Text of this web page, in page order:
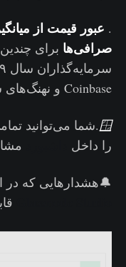
. عبور قیمت از
صرافی‌ها برای
Coinbase و نهنگ‌های سال ۲۰۱۷ می‌شود.
🪟.شما می‌توانید
را داخل
🔔هشدارهایی که در